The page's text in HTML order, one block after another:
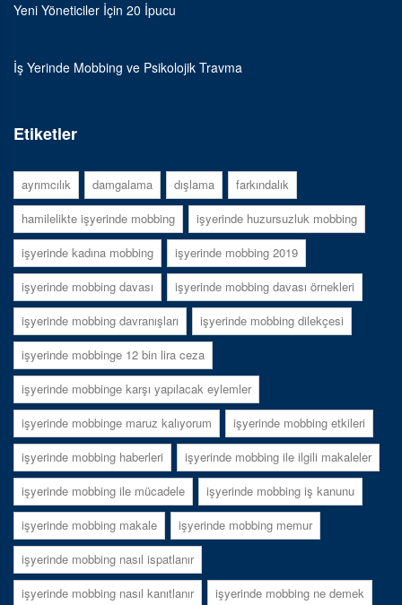
Yeni Yöneticiler İçin 20 İpucu
İş Yerinde Mobbing ve Psikolojik Travma
Etiketler
ayrımcılık damgalama dışlama
farkındalık
hamilelikte işyerinde mobbing
işyerinde huzursuzluk mobbing
işyerinde kadına mobbing
işyerinde mobbing 2019
işyerinde mobbing davası
işyerinde mobbing davası örnekleri
işyerinde mobbing davranışları
işyerinde mobbing dilekçesi
işyerinde mobbinge 12 bin lira ceza
işyerinde mobbinge karşı yapılacak eylemler
işyerinde mobbinge maruz kalıyorum
işyerinde mobbing etkileri
işyerinde mobbing haberleri
işyerinde mobbing ile ilgili makaleler
işyerinde mobbing ile mücadele
işyerinde mobbing iş kanunu
işyerinde mobbing makale
işyerinde mobbing memur
işyerinde mobbing nasıl ispatlanır
işyerinde mobbing nasıl kanıtlanır
işyerinde mobbing ne demek